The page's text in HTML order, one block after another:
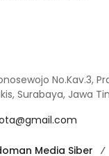
No.Kav.3,
Surabaya, Jawa
Media Siber